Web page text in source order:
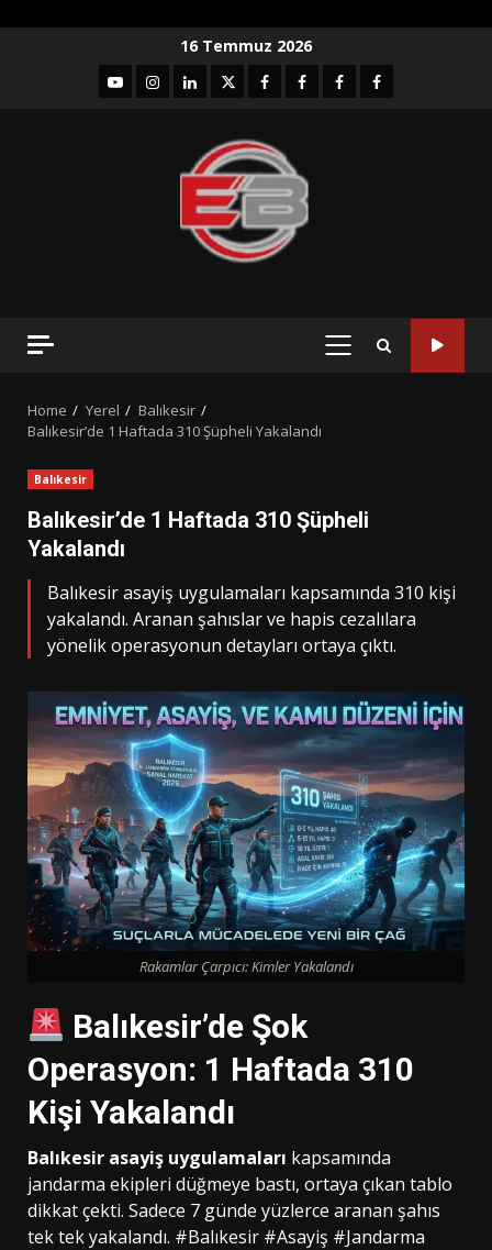
16 Temmuz 2026
YouTubeInstagram
LinkedIntwitterfacebook-Facebook-
Facebook-Facebook-
PRIMARY
Home Yerel
Balıkesir
Balıkesir’de 1 Haftada 310 Şüpheli Yakalandı
Balıkesir
Balıkesir’de 1 Haftada 310 Şüpheli
Yakalandı
Balıkesir asayiş uygulamaları kapsamında 310 kişi
yakalandı. Aranan şahıslar ve hapis cezalılara
yönelik operasyonun detayları ortaya çıktı.
Rakamlar Çarpıcı: Kimler Yakalandı
Balıkesir’de Şok
Operasyon: 1 Haftada 310
Kişi Yakalandı
Balıkesir asayiş uygulamaları kapsamında
jandarma ekipleri düğmeye bastı, ortaya çıkan tablo
dikkat çekti. Sadece 7 günde yüzlerce aranan şahıs
tek tek yakalandı. #Balıkesir #Asayiş #Jandarma